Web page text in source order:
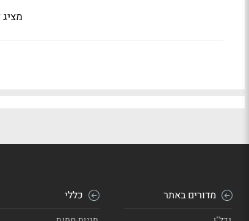
מציג דף 1
מדורים באתר כללי